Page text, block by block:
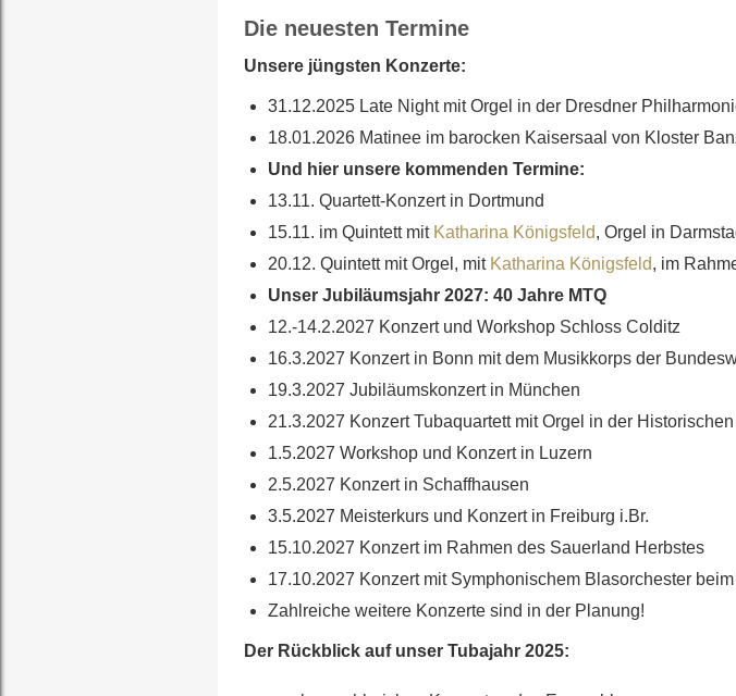
Die neuesten Termine
Unsere jüngsten Konzerte:
31.12.2025 Late Night mit Orgel in der Dresdner
18.01.2026 Matinee im barocken Kaisersaal von Kloster
Und hier unsere kommenden Termine:
13.11. Quartett-Konzert in Dortmund
15.11. im Quintett mit Katharina Königsfeld, Orgel in
20.12. Quintett mit Orgel, mit Katharina Königsfeld, im
Unser Jubiläumsjahr 2027: 40 Jahre MTQ
12.-14.2.2027 Konzert und Workshop Schloss Colditz
16.3.2027 Konzert in Bonn mit dem Musikkorps der
19.3.2027 Jubiläumskonzert in München
21.3.2027 Konzert Tubaquartett mit Orgel in der
1.5.2027 Workshop und Konzert in Luzern
2.5.2027 Konzert in Schaffhausen
3.5.2027 Meisterkurs und Konzert in Freiburg i.Br.
15.10.2027 Konzert im Rahmen des Sauerland Herbstes
17.10.2027 Konzert mit Symphonischem Blasorchester
Zahlreiche weitere Konzerte sind in der Planung!
Der Rückblick auf unser Tubajahr 2025: